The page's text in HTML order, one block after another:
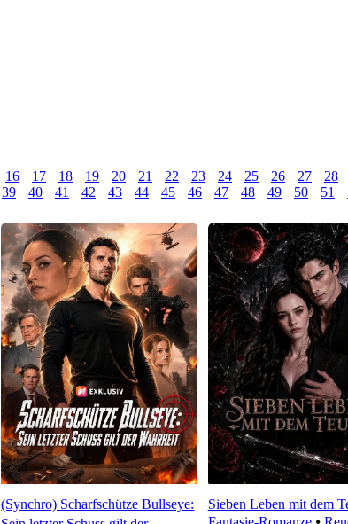
16 17 18 19 20 21 22 23 24 25 26 27 28
39 40 41 42 43 44 45 46 47 48 49 50 51
(Synchro) Scharfschütze Bullseye:
Sieben Leben mit dem